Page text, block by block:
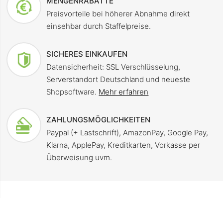
Preisvorteile bei höherer Abnahme direkt
einsehbar durch Staffelpreise.
SICHERES EINKAUFEN
Datensicherheit: SSL Verschlüsselung,
Serverstandort Deutschland und neueste
Shopsoftware. Mehr erfahren
ZAHLUNGSMÖGLICHKEITEN
Paypal (+ Lastschrift), AmazonPay, Google Pay,
Klarna, ApplePay, Kreditkarten, Vorkasse per
Überweisung uvm.